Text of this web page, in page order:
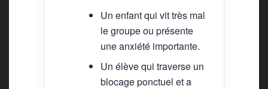
Un enfant qui vit très mal
le groupe ou présente
une anxiété importante.
Un élève qui traverse un
blocage ponctuel et a